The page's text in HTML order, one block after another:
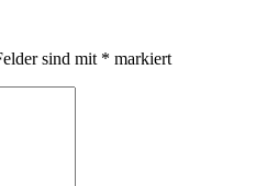
sind mit * markiert